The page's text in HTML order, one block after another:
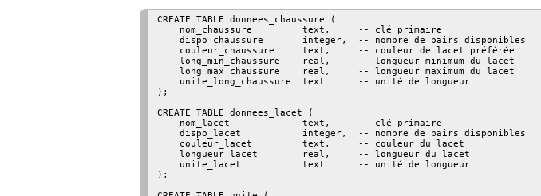
CREATE TABLE donnees_chaussure (
    nom_chaussure         text,     -- clé primaire
    dispo_chaussure       integer,  -- nombre de pairs disponibles
    couleur_chaussure     text,     -- couleur de lacet préférée
    long_min_chaussure    real,     -- longueur minimum du lacet
    long_max_chaussure    real,     -- longueur maximum du lacet
    unite_long_chaussure  text      -- unité de longueur
);
CREATE TABLE donnees_lacet (
    nom_lacet             text,     -- clé primaire
    dispo_lacet           integer,  -- nombre de pairs disponibles
    couleur_lacet         text,     -- couleur du lacet
    longueur_lacet        real,     -- longueur du lacet
    unite_lacet           text      -- unité de longueur
);